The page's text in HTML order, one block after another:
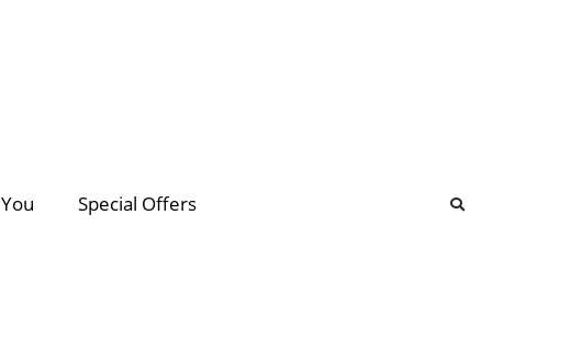
You Special Offers
Search